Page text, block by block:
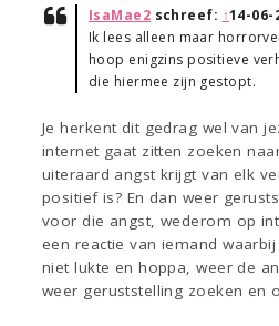
IsaMae2 schreef: ↑14-06-
Ik lees alleen maar
hoop enigzins positieve
die hiermee zijn gestopt.
Je herkent dit gedrag wel van
internet gaat zitten zoeken
uiteraard angst krijgt van elk
positief is? En dan weer
voor die angst, wederom op
een reactie van iemand
niet lukte en hoppa, weer de
weer geruststelling zoeken en